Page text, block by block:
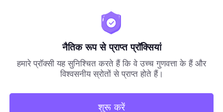
नैतिक रूप से प्राप्त प्रॉक्सियां
हमारे प्रॉक्सी यह सुनिश्चित करते हैं कि वे उच्च गुणवत्ता के हैं और
विश्वसनीय स्रोतों से प्राप्त होते हैं।
शुरू करें